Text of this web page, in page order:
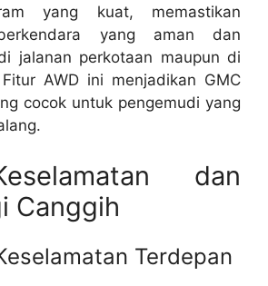
yang kuat, memastikan
yang aman dan
jalanan perkotaan maupun di
AWD ini menjadikan GMC
cocok untuk pengemudi yang
dan
Canggih
Terdepan